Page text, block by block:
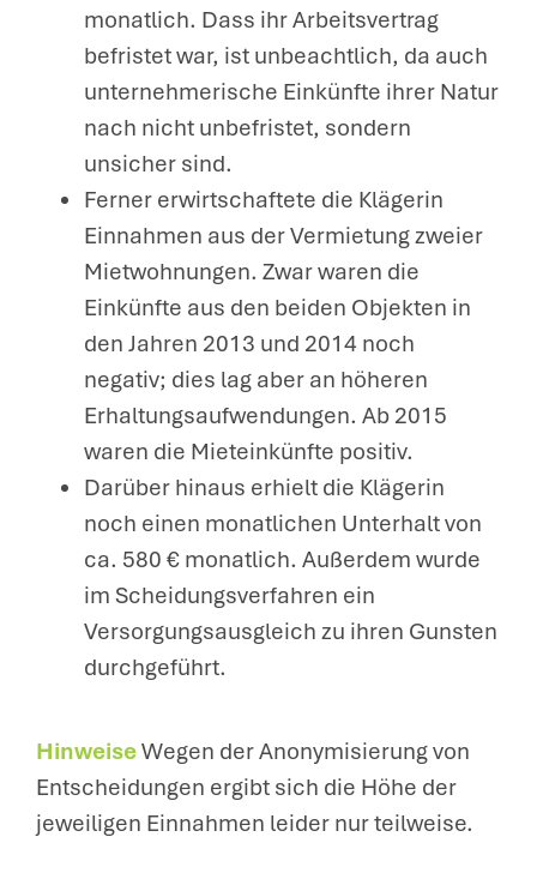
monatlich. Dass ihr Arbeitsvertrag
befristet war, ist unbeachtlich, da auch
unternehmerische Einkünfte ihrer Natur
nach nicht unbefristet, sondern
unsicher sind.
Ferner erwirtschaftete die Klägerin
Einnahmen aus der Vermietung zweier
Mietwohnungen. Zwar waren die
Einkünfte aus den beiden Objekten in
den Jahren 2013 und 2014 noch
negativ; dies lag aber an höheren
Erhaltungsaufwendungen. Ab 2015
waren die Mieteinkünfte positiv.
Darüber hinaus erhielt die Klägerin
noch einen monatlichen Unterhalt von
ca. 580 € monatlich. Außerdem wurde
im Scheidungsverfahren ein
Versorgungsausgleich zu ihren Gunsten
durchgeführt.
HinweiseWegen der Anonymisierung von
Entscheidungen ergibt sich die Höhe der
jeweiligen Einnahmen leider nur teilweise.